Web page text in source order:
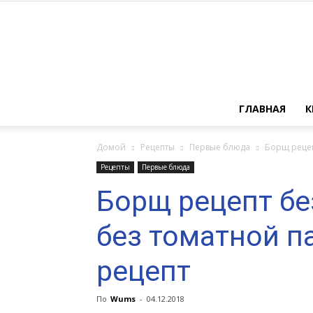
ГЛАВНАЯ
Домой Рецепты Первые блюда Борщ
Рецепты Первые блюда
Борщ рецепт
без томатной
рецепт
По Wums - 04.12.2018